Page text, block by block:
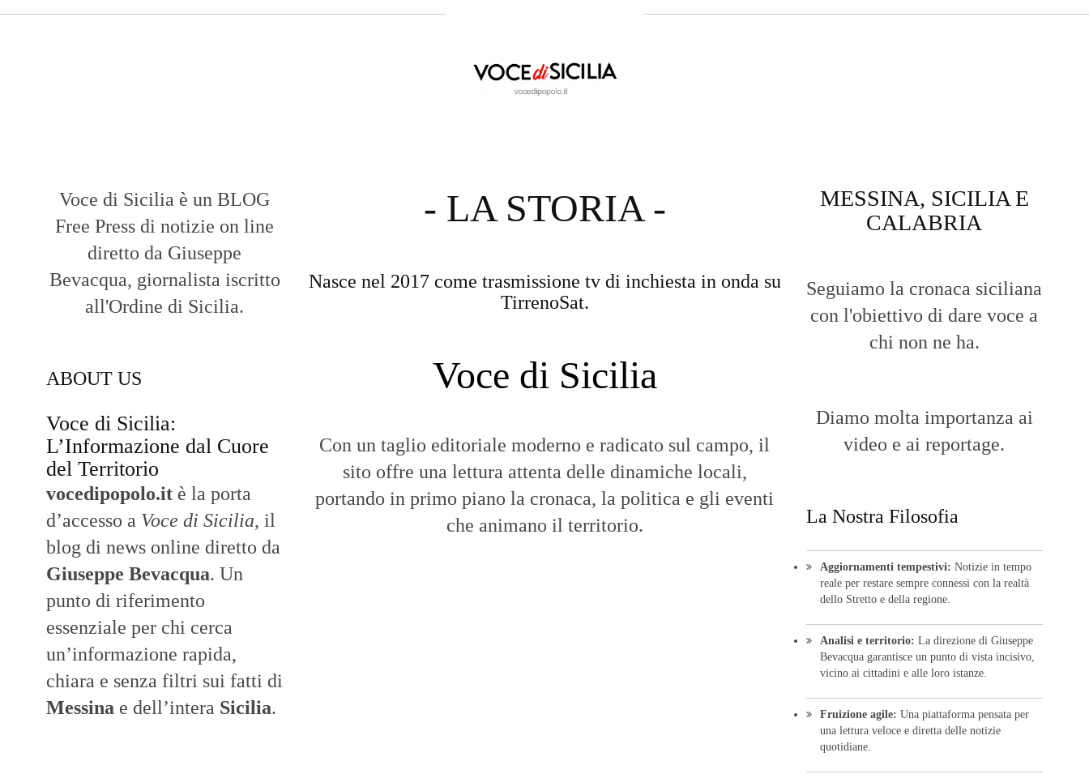
Voce di Sicilia è un BLOG
Free Press di notizie on line
diretto da Giuseppe
Bevacqua, giornalista iscritto
all'Ordine di Sicilia.
ABOUT US
Voce di Sicilia:
L’Informazione dal Cuore
del Territorio
vocedipopolo.it è la porta
d’accesso a Voce di Sicilia, il
blog di news online diretto da
Giuseppe Bevacqua. Un
punto di riferimento
essenziale per chi cerca
un’informazione rapida,
chiara e senza filtri sui fatti di
Messina e dell’intera Sicilia.
- LA STORIA -
Nasce nel 2017 come trasmissione tv di inchiesta in onda su
TirrenoSat.
Voce di Sicilia
Con un taglio editoriale moderno e radicato sul campo, il
sito offre una lettura attenta delle dinamiche locali,
portando in primo piano la cronaca, la politica e gli eventi
che animano il territorio.
MESSINA, SICILIA E
CALABRIA
Seguiamo la cronaca siciliana
con l'obiettivo di dare voce a
chi non ne ha.
Diamo molta importanza ai
video e ai reportage.
La Nostra Filosofia
Aggiornamenti tempestivi: Notizie in tempo
reale per restare sempre connessi con la realtà
dello Stretto e della regione.
Analisi e territorio: La direzione di Giuseppe
Bevacqua garantisce un punto di vista incisivo,
vicino ai cittadini e alle loro istanze.
Fruizione agile: Una piattaforma pensata per
una lettura veloce e diretta delle notizie
quotidiane.